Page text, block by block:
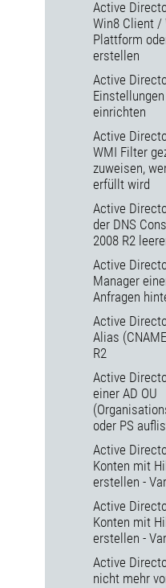
Active
Win8 Client /
Plattform
erstellen
Active
einrichten
Active
WMI Filter
zuweisen,
erfüllt wird
Active
der DNS
2008 R2
Active
Manager
Anfragen
Active
Alias
R2
Active
einer AD OU
oder PS
Active
Konten mit
erstellen -
Active
Konten mit
erstellen -
Active
nicht mehr